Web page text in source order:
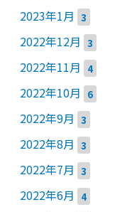
2023年1月 3
2022年12月 3
2022年11月 4
2022年10月 6
2022年9月 3
2022年8月 3
2022年7月 3
2022年6月 4